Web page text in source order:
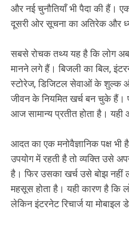
और नई चुनौतियाँ भी पैदा की हैं।
दूसरी ओर सूचना का अतिरेक और
सबसे रोचक तथ्य यह है कि लोग
मानने लगे हैं। बिजली का बिल,
स्टोरेज, डिजिटल सेवाओं के शुल्क
जीवन के नियमित खर्च बन चुके हैं।
आज सामान्य प्रतीत होता है।
आदत का एक मनोवैज्ञानिक पक्ष
उपयोग में रहती है तो व्यक्ति उसे
है। फिर उसका खर्च उसे बोझ नहीं
महसूस होता है। यही कारण है कि
लेकिन इंटरनेट रिचार्ज या